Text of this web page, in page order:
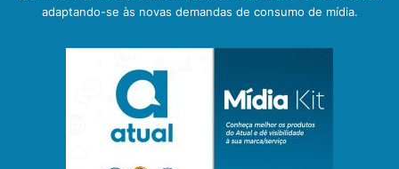
adaptando-se às novas demandas de consumo de mídia.